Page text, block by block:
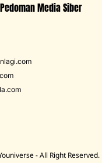
Pedoman Media Siber
- All Right Reserved.